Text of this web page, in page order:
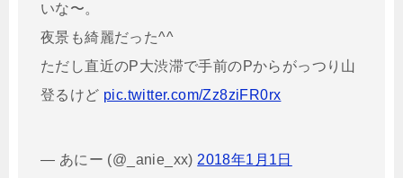
いな〜。
夜景も綺麗だった^^
ただし直近のP大渋滞で手前のPからがっつり山
登るけど pic.twitter.com/Zz8ziFR0rx
— あにー (@_anie_xx) 2018年1月1日